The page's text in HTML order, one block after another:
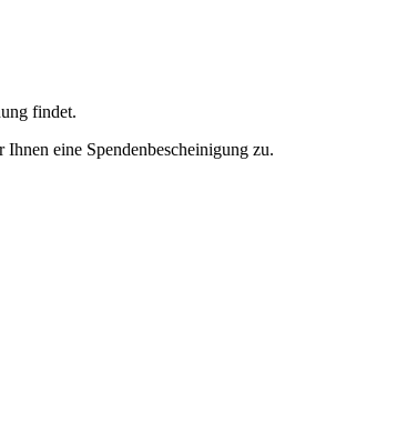
findet.
eine Spendenbescheinigung zu.